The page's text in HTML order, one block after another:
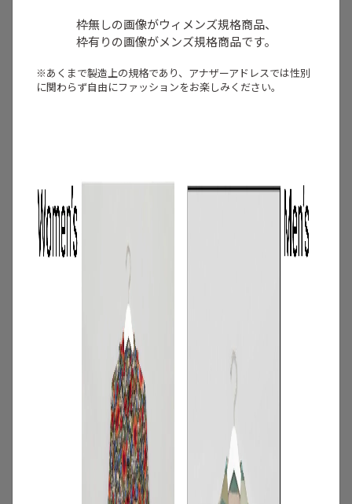
枠無しの画像がウィメンズ規格商品、
枠有りの画像がメンズ規格商品です。
※あくまで製造上の規格であり、アナザーアドレスでは性別
に関わらず自由にファッションをお楽しみください。